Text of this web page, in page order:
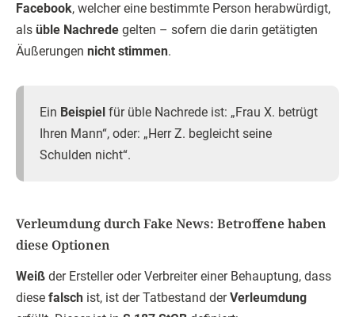
Facebook, welcher eine bestimmte Person herabwürdigt,
als üble Nachrede gelten – sofern die darin getätigten
Äußerungen nicht stimmen.
Ein Beispiel für üble Nachrede ist: „Frau X. betrügt
Ihren Mann“, oder: „Herr Z. begleicht seine
Schulden nicht“.
Verleumdung durch Fake News: Betroffene haben
diese Optionen
Weiß der Ersteller oder Verbreiter einer Behauptung, dass
diese falsch ist, ist der Tatbestand derVerleumdung